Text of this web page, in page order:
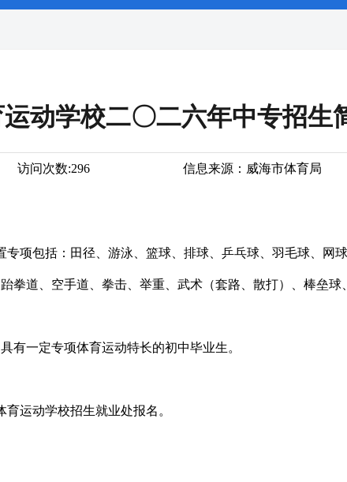
动学校二〇二六年中专招生
访问次数:296 信息来源： 威海市体育局
项包括：田径、游泳、篮球、排球、乒乓球、羽毛球、网
拳道、空手道、拳击、举重、武术（套路、散打）、棒垒球
有一定专项体育运动特长的初中毕业生。
运动学校招生就业处报名。